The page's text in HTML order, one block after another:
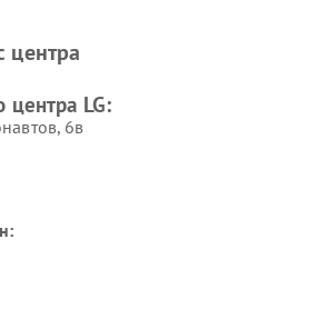
камер
Ремонт вертикальных
центра
центра LG:
6в